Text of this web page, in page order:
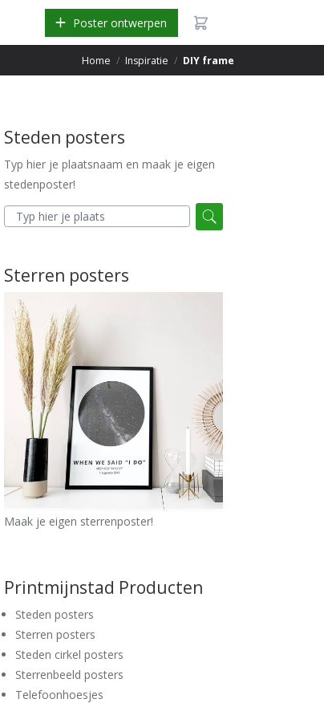
Poster ontwerpen
Home / Inspiratie / DIY frame
Steden posters
Typ hier je plaatsnaam en maak je eigen
stedenposter!
Sterren posters
Maak je eigen sterrenposter!
Printmijnstad Producten
Steden posters
Sterren posters
Steden cirkel posters
Sterrenbeeld posters
Telefoonhoesjes